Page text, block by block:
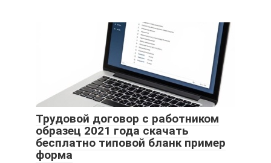
Трудовой договор с работником
образец 2021 года скачать
бесплатно типовой бланк пример
форма